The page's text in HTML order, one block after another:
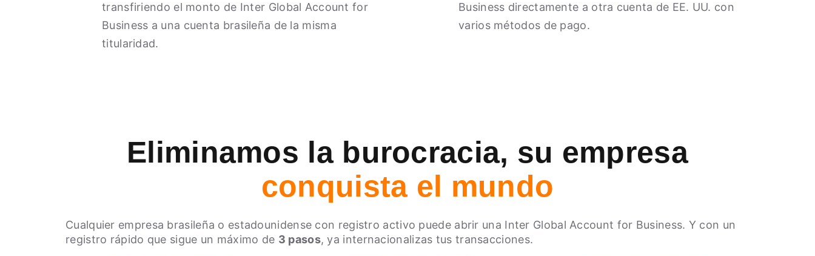
transfiriendo el monto de Inter Global Account for
Business a una cuenta brasileña de la misma
titularidad.
Business directamente a otra cuenta de EE. UU. con
varios métodos de pago.
Eliminamos la burocracia, su empresa
conquista el mundo
Cualquier empresa brasileña o estadounidense con registro activo puede abrir una Inter Global Account for Business. Y con un
registro rápido que sigue un máximo de 3 pasos, ya internacionalizas tus transacciones.